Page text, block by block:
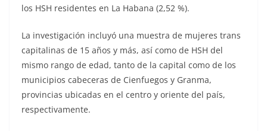
los HSH residentes en La Habana (2,52 %).
La investigación incluyó una muestra de mujeres trans
capitalinas de 15 años y más, así como de HSH del
mismo rango de edad, tanto de la capital como de los
municipios cabeceras de Cienfuegos y Granma,
provincias ubicadas en el centro y oriente del país,
respectivamente.